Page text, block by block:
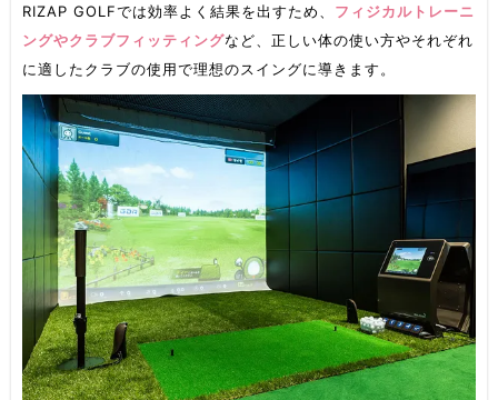
RIZAP GOLFでは効率よく結果を出すため、 フィジカルトレーニ
ングやクラブフィッティングなど、正しい体の使い方やそれぞれ
に適したクラブの使用で理想のスイングに導きます。